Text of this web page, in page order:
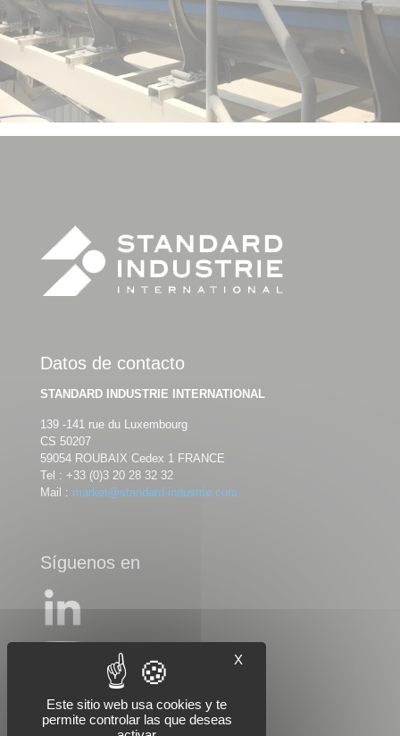
Datos de contacto
STANDARD INDUSTRIE INTERNATIONAL
139 -141 rue du Luxembourg
CS 50207
59054 ROUBAIX Cedex 1 FRANCE
Tel : +33 (0)3 20 28 32 32
Mail : market@standard-industrie.com
Síguenos en
X
Este sitio web usa cookies y te
permite controlar las que deseas